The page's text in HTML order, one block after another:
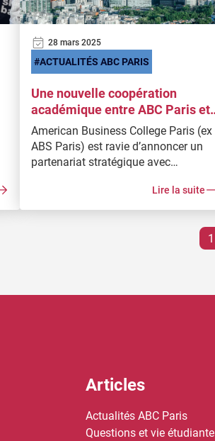
ACTUALITÉS ABC PARIS
28 mars 2025
Une nouvelle coopération
académique entre ABC Paris et
l’Université Hanyang en Corée du
Sud
American Business College Paris (ex
ABS Paris) est ravie d’annoncer un
partenariat stratégique avec
universités les plus prestigieuses et
mieux classées en Corée du Sud.
Lire la suite
1
Articles
Actualités ABC Paris
Questions et vie étudiante